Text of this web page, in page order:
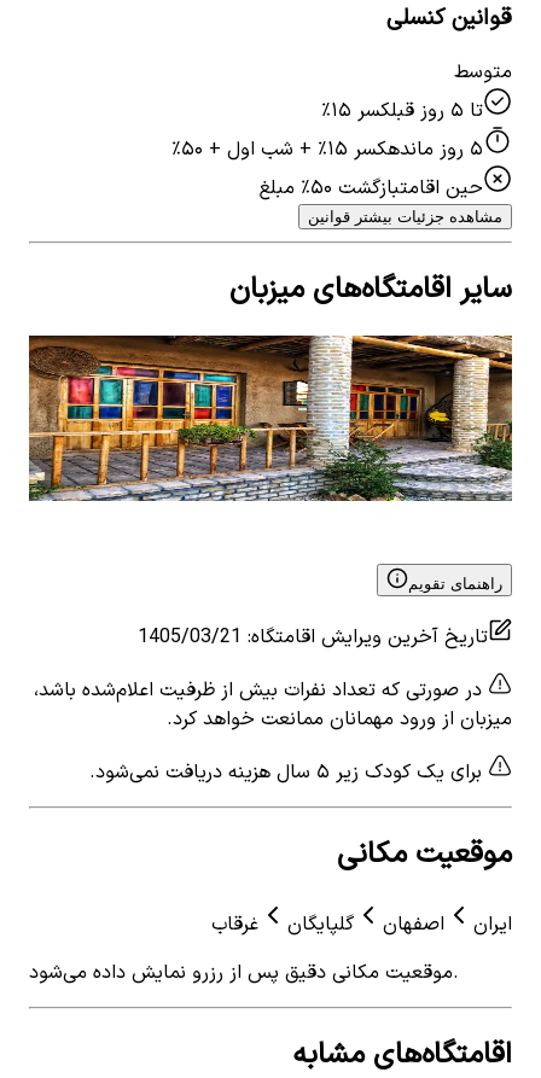
قوانین کنسلی
متوسط
تا ۵ روز قبل
کسر ۱۵٪
۵ روز مانده
کسر ۱۵٪ + شب اول + ۵۰٪
حین اقامتبازگشت ۵۰٪ مبلغ
مشاهده جزئیات بیشتر قوانین
سایر اقامتگاه‌های میزبان
بومگردی در روستا غرقاب گلپایگان - پاهیر
0 اتاق خواب7 نفر
۲٬۷۰۰٬۰۰۰تومان
View details for بومگردی در روستا غرقاب گلپایگان - پاهیر
راهنمای تقویم
تاریخ آخرین ویرایش اقامتگاه:
1405/03/21
در صورتی که تعداد نفرات بیش از ظرفیت اعلام‌شده باشد،
میزبان از ورود مهمانان ممانعت خواهد کرد.
برای یک کودک زیر ۵ سال هزینه دریافت نمی‌شود.
موقعیت مکانی
ایران اصفهان گلپایگان
غرقاب
موقعیت مکانی دقیق پس از رزرو نمایش داده می‌شود.
اقامتگاه‌های مشابه